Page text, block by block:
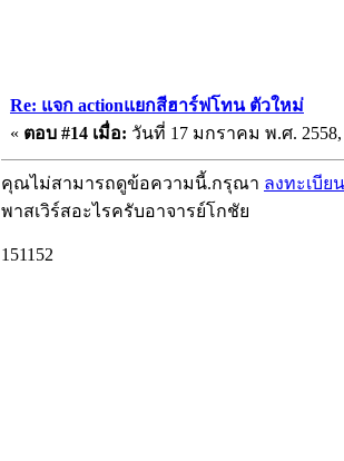
Re: แจก actionแยกสีฮาร์ฟโทน ตัวใหม่
« ตอบ #14 เมื่อ: วันที่ 17 มกราคม พ.ศ. 2558,
คุณไม่สามารถดูข้อความนี้.กรุณา ลงทะเบียน
พาสเวิร์สอะไรครับอาจารย์โกชัย
151152